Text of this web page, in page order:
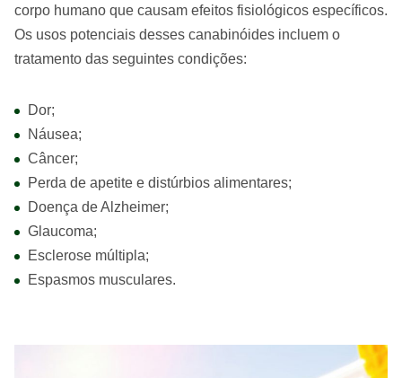
corpo humano que causam efeitos fisiológicos específicos.
Os usos potenciais desses canabinóides incluem o
tratamento das seguintes condições:
Dor;
Náusea;
Câncer;
Perda de apetite e distúrbios alimentares;
Doença de Alzheimer;
Glaucoma;
Esclerose múltipla;
Espasmos musculares.